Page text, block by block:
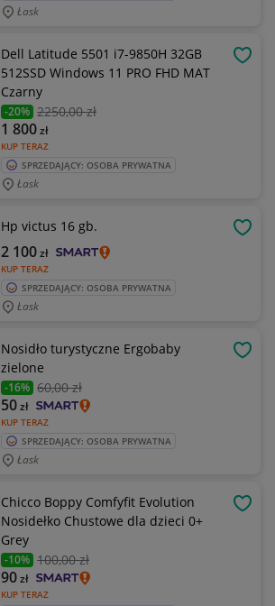
Łask
Dell Latitude 5501 i7-9850H 32GB
512SSD Windows 11 PRO FHD MAT
Czarny
-20% 2250,00 zł
KUP TERAZ
1 800zł
SPRZEDAJĄCY: OSOBA PRYWATNA
Łask
Hp victus 16 gb.
KUP TERAZ
2 100zł
SPRZEDAJĄCY: OSOBA PRYWATNA
Łask
Nosidło turystyczne Ergobaby
zielone
-16% 60,00 zł
KUP TERAZ
50zł
SPRZEDAJĄCY: OSOBA PRYWATNA
Łask
Chicco Boppy Comfyfit Evolution
Nosidełko Chustowe dla dzieci 0+
Grey
-10% 100,00 zł
KUP TERAZ
90zł